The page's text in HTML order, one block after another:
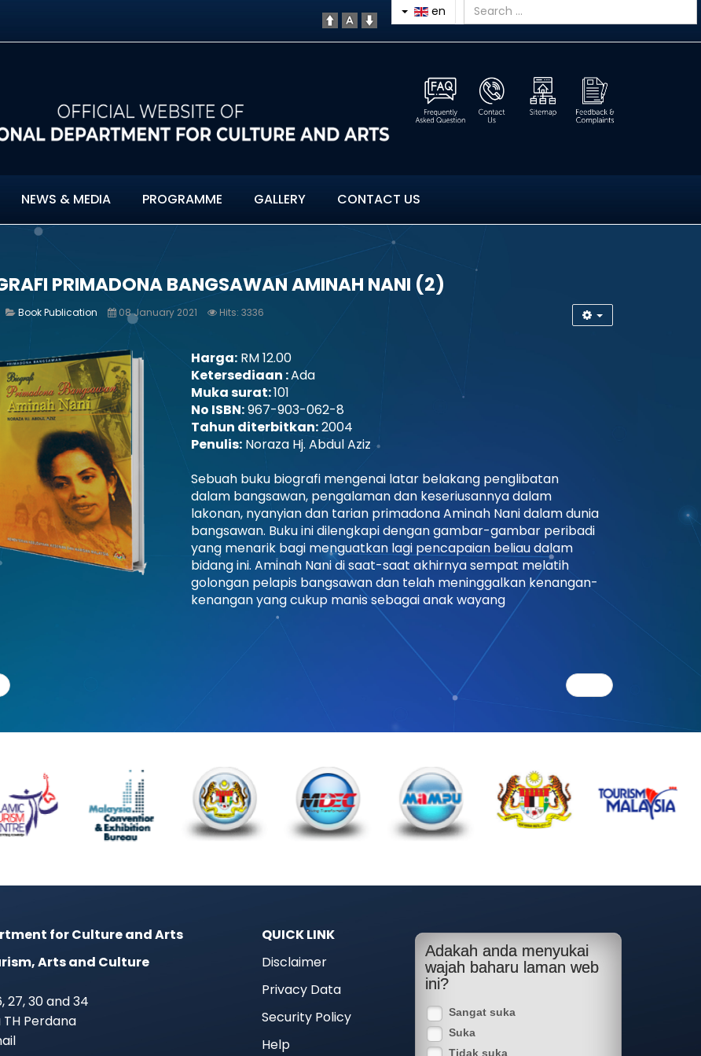
en
NEWS & MEDIA PROGRAMME GALLERY CONTACT US
PRIMADONA BANGSAWAN AMINAH NANI (2)
Book Publication 08 January 2021 Hits: 3336
Harga: RM 12.00
Ketersediaan :Ada
Muka surat:101
No ISBN:967-903-062-8
Tahun diterbitkan:2004
Penulis: Noraza Hj. Abdul Aziz
Sebuah buku biografi mengenai latar belakang penglibatan
dalam bangsawan, pengalaman dan keseriusannya dalam
lakonan, nyanyian dan tarian primadona Aminah Nani dalam dunia
bangsawan. Buku ini dilengkapi dengan gambar-gambar peribadi
yang menarik bagi menguatkan lagi pencapaian beliau dalam
bidang ini. Aminah Nani di saat-saat akhirnya sempat melatih
golongan pelapis bangsawan dan telah meninggalkan kenangan-
kenangan yang cukup manis sebagai anak wayang
for Culture and Arts
Arts and Culture
27, 30 and 34
TH Perdana
QUICK LINK
Disclaimer
Privacy Data
Security Policy
Help
Adakah anda menyukai
wajah baharu laman web
ini?
Sangat suka
Suka
Tidak suka